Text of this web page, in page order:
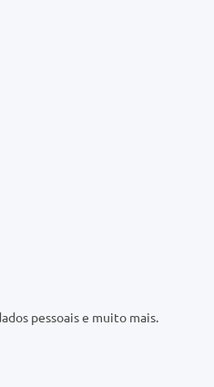
pessoais e muito mais.